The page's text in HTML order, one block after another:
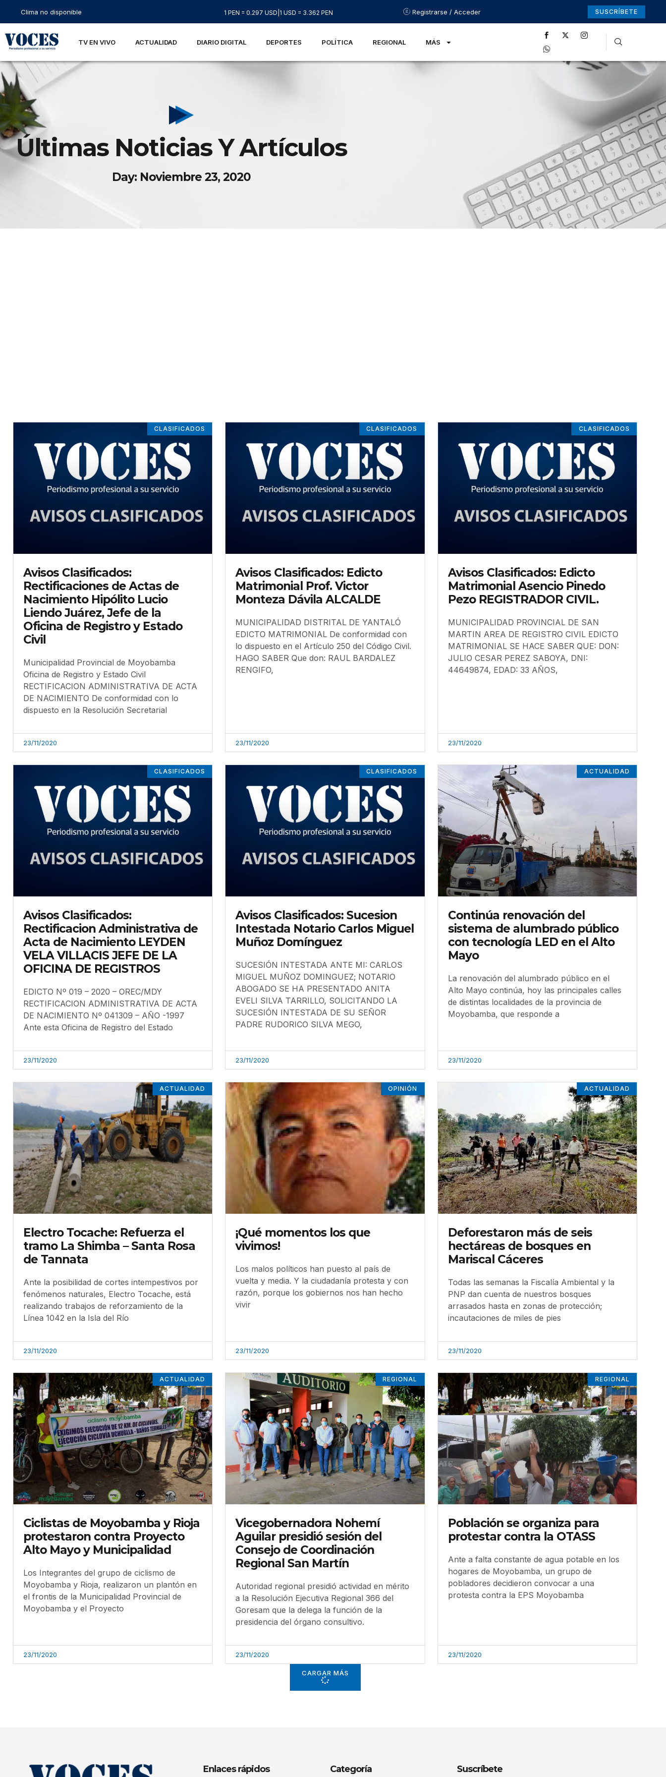
Clima no disponible 1 PEN = 0.297 USD 1 USD = 3.362 PEN Registrarse / Acceder SUSCRÍBETE
TV EN VIVO ACTUALIDAD DIARIO DIGITAL DEPORTES POLÍTICA REGIONAL MÁS
Últimas Noticias Y Artículos
Day: Noviembre 23, 2020
CLASIFICADOS
Avisos Clasificados:
Rectificaciones de Actas de
Nacimiento Hipólito Lucio
Liendo Juárez, Jefe de la
Oficina de Registro y Estado
Civil
Municipalidad Provincial de Moyobamba
Oficina de Registro y Estado Civil
RECTIFICACION ADMINISTRATIVA DE ACTA
DE NACIMIENTO De conformidad con lo
dispuesto en la Resolución Secretarial
23/11/2020
CLASIFICADOS
Avisos Clasificados: Edicto
Matrimonial Prof. Victor
Monteza Dávila ALCALDE
MUNICIPALIDAD DISTRITAL DE YANTALÓ
EDICTO MATRIMONIAL De conformidad con
lo dispuesto en el Artículo 250 del Código Civil.
HAGO SABER Que don: RAUL BARDALEZ
RENGIFO,
23/11/2020
CLASIFICADOS
Avisos Clasificados: Edicto
Matrimonial Asencio Pinedo
Pezo REGISTRADOR CIVIL.
MUNICIPALIDAD PROVINCIAL DE SAN
MARTIN AREA DE REGISTRO CIVIL EDICTO
MATRIMONIAL SE HACE SABER QUE: DON:
JULIO CESAR PEREZ SABOYA, DNI:
44649874, EDAD: 33 AÑOS,
23/11/2020
CLASIFICADOS
Avisos Clasificados:
Rectificacion Administrativa de
Acta de Nacimiento LEYDEN
VELA VILLACIS JEFE DE LA
OFICINA DE REGISTROS
EDICTO Nº 019 – 2020 – OREC/MDY
RECTIFICACION ADMINISTRATIVA DE ACTA
DE NACIMIENTO Nº 041309 – AÑO -1997
Ante esta Oficina de Registro del Estado
23/11/2020
CLASIFICADOS
Avisos Clasificados: Sucesion
Intestada Notario Carlos Miguel
Muñoz Domínguez
SUCESIÓN INTESTADA ANTE MI: CARLOS
MIGUEL MUÑOZ DOMINGUEZ; NOTARIO
ABOGADO SE HA PRESENTADO ANITA
EVELI SILVA TARRILLO, SOLICITANDO LA
SUCESIÓN INTESTADA DE SU SEÑOR
PADRE RUDORICO SILVA MEGO,
23/11/2020
ACTUALIDAD
Continúa renovación del
sistema de alumbrado público
con tecnología LED en el Alto
Mayo
La renovación del alumbrado público en el
Alto Mayo continúa, hoy las principales calles
de distintas localidades de la provincia de
Moyobamba, que responde a
23/11/2020
ACTUALIDAD
Electro Tocache: Refuerza el
tramo La Shimba – Santa Rosa
de Tannata
Ante la posibilidad de cortes intempestivos por
fenómenos naturales, Electro Tocache, está
realizando trabajos de reforzamiento de la
Línea 1042 en la Isla del Río
23/11/2020
OPINIÓN
¡Qué momentos los que
vivimos!
Los malos políticos han puesto al país de
vuelta y media. Y la ciudadanía protesta y con
razón, porque los gobiernos nos han hecho
vivir
23/11/2020
ACTUALIDAD
Deforestaron más de seis
hectáreas de bosques en
Mariscal Cáceres
Todas las semanas la Fiscalía Ambiental y la
PNP dan cuenta de nuestros bosques
arrasados hasta en zonas de protección;
incautaciones de miles de pies
23/11/2020
ACTUALIDAD
Ciclistas de Moyobamba y Rioja
protestaron contra Proyecto
Alto Mayo y Municipalidad
Los Integrantes del grupo de ciclismo de
Moyobamba y Rioja, realizaron un plantón en
el frontis de la Municipalidad Provincial de
Moyobamba y el Proyecto
23/11/2020
REGIONAL
Vicegobernadora Nohemí
Aguilar presidió sesión del
Consejo de Coordinación
Regional San Martín
Autoridad regional presidió actividad en mérito
a la Resolución Ejecutiva Regional 366 del
Goresam que la delega la función de la
presidencia del órgano consultivo.
23/11/2020
REGIONAL
Población se organiza para
protestar contra la OTASS
Ante a falta constante de agua potable en los
hogares de Moyobamba, un grupo de
pobladores decidieron convocar a una
protesta contra la EPS Moyobamba
23/11/2020
CARGAR MÁS
Enlaces rápidos Categoría Suscríbete